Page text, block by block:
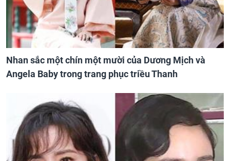
Nhan sắc một chín một mười của Dương Mịch và
Angela Baby trong trang phục triều Thanh